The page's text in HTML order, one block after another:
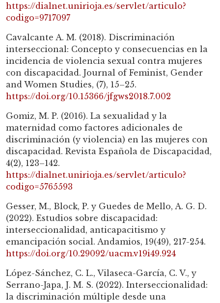
https://dialnet.unirioja.es/servlet/articulo?
codigo=9717097
Cavalcante A. M. (2018). Discriminación
interseccional: Concepto y consecuencias en la
incidencia de violencia sexual contra mujeres
con discapacidad. Journal of Feminist, Gender
and Women Studies, (7), 15–25.
https://doi.org/10.15366/jfgws2018.7.002
Gomiz, M. P. (2016). La sexualidad y la
maternidad como factores adicionales de
discriminación (y violencia) en las mujeres con
discapacidad. Revista Española de Discapacidad,
4(2), 123–142.
https://dialnet.unirioja.es/servlet/articulo?
codigo=5765593
Gesser, M., Block, P. y Guedes de Mello, A. G. D.
(2022). Estudios sobre discapacidad:
interseccionalidad, anticapacitismo y
emancipación social. Andamios, 19(49), 217-254.
https://doi.org/10.29092/uacm.v19i49.924
López-Sánchez, C. L., Vilaseca-García, C. V., y
Serrano-Japa, J. M. S. (2022). Interseccionalidad:
la discriminación múltiple desde una